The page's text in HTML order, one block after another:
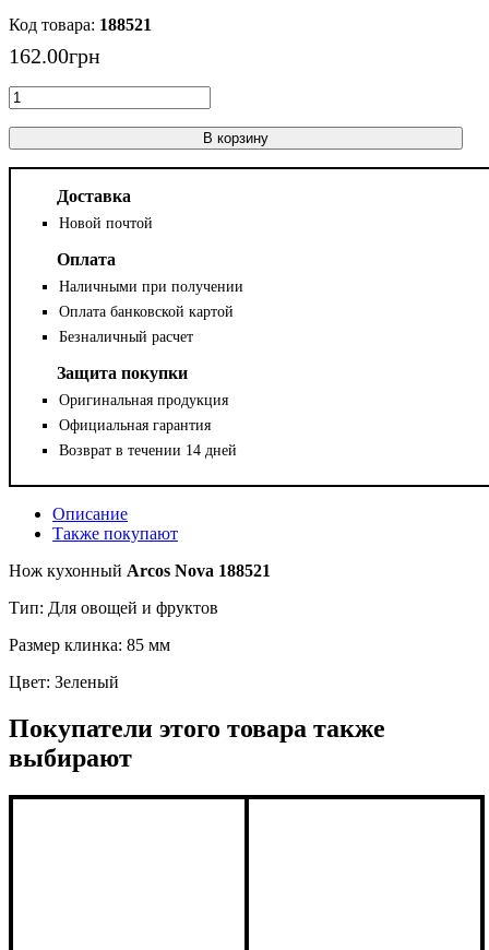
188521
162.00грн
В корзину
Доставка
Новой почтой
Оплата
Наличными при получении
Оплата банковской картой
Безналичный расчет
Защита покупки
Оригинальная продукция
Официальная гарантия
Возврат в течении 14 дней
Описание
Также покупают
Нож кухонный Arcos Nova 188521
Тип: Для овощей и фруктов
Размер клинка: 85 мм
Цвет: Зеленый
Покупатели этого товара также
выбирают